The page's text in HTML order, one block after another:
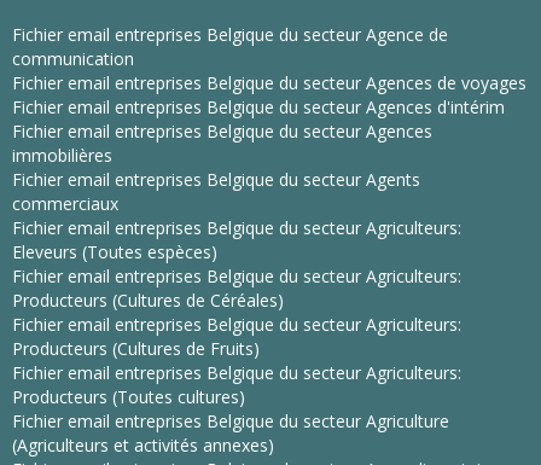
Fichier email entreprises Belgique du secteur Agence de
communication
Fichier email entreprises Belgique du secteur Agences de voyages
Fichier email entreprises Belgique du secteur Agences d'intérim
Fichier email entreprises Belgique du secteur Agences
immobilières
Fichier email entreprises Belgique du secteur Agents
commerciaux
Fichier email entreprises Belgique du secteur Agriculteurs:
Eleveurs (Toutes espèces)
Fichier email entreprises Belgique du secteur Agriculteurs:
Producteurs (Cultures de Céréales)
Fichier email entreprises Belgique du secteur Agriculteurs:
Producteurs (Cultures de Fruits)
Fichier email entreprises Belgique du secteur Agriculteurs:
Producteurs (Toutes cultures)
Fichier email entreprises Belgique du secteur Agriculture
(Agriculteurs et activités annexes)